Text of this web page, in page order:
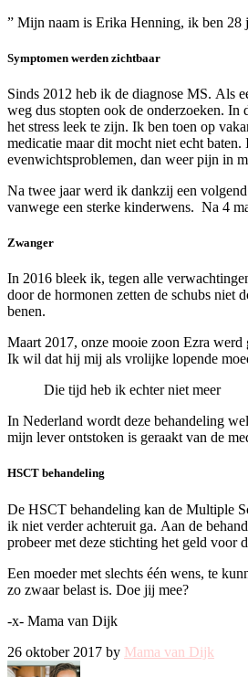
” Mijn naam is Erika Henning, ik ben 28
Symptomen werden zichtbaar
Sinds 2012 heb ik de diagnose MS. Als
weg dus stopten ook de onderzoeken. In
het stress leek te zijn. Ik ben toen op
medicatie maar dit mocht niet echt
evenwichtsproblemen, dan weer pijn in
Na twee jaar werd ik dankzij een
vanwege een sterke kinderwens. Na 4
Zwanger
In 2016 bleek ik, tegen alle
door de hormonen zetten de schubs
benen.
Maart 2017, onze mooie zoon Ezra
Ik wil dat hij mij als vrolijke lopende
Die tijd heb ik echter niet meer
In Nederland wordt deze behandeling
mijn lever ontstoken is geraakt van de
HSCT behandeling
De HSCT behandeling kan de Multiple
ik niet verder achteruit ga. Aan de
probeer met deze stichting het geld voor
Een moeder met slechts één wens, te
zo zwaar belast is. Doe jij mee?
-x- Mama van Dijk
26 oktober 2017 by Mama van Dijk